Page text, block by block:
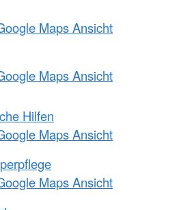
Maps Ansicht
Maps Ansicht
Hilfen
Maps Ansicht
Maps Ansicht